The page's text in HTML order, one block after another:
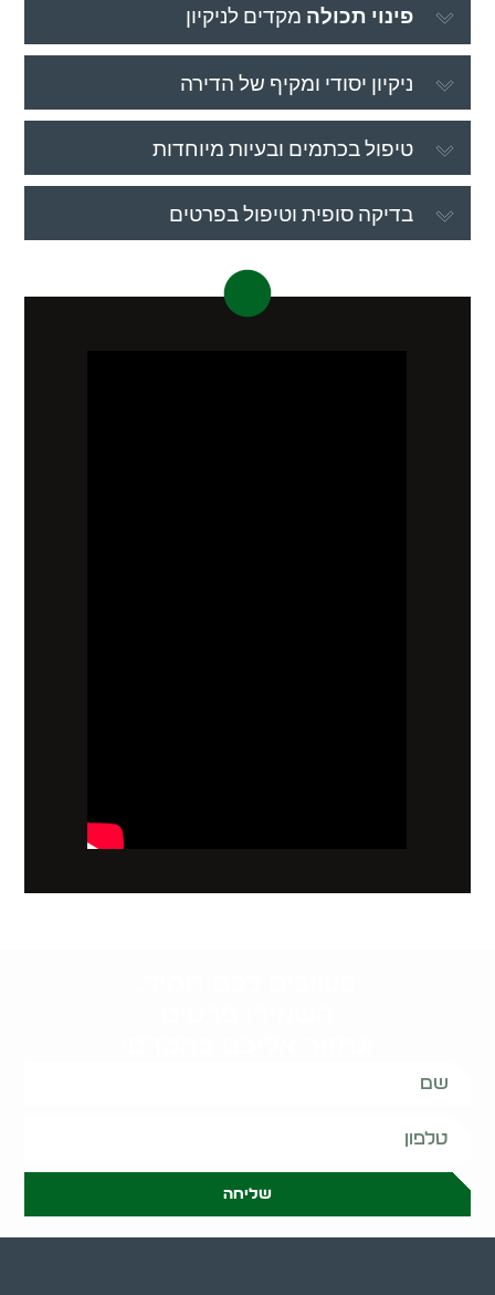
פינוי תכולה מקדים לניקיון
ניקיון יסודי ומקיף של הדירה
טיפול בכתמים ובעיות מיוחדות
בדיקה סופית וטיפול בפרטים
שליחה